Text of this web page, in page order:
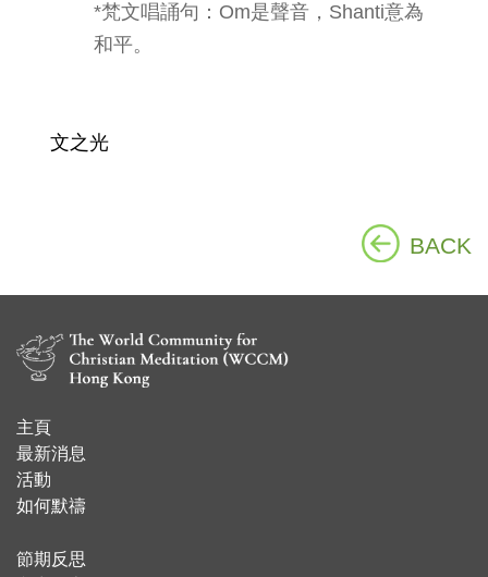
*梵文唱誦句：Om是聲音，Shanti意為
和平。
文之光
BACK
主頁
​最新消息
活動
如何默禱
節期反思